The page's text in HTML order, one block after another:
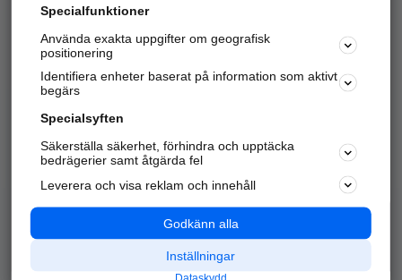
Kom igång och annonsera mot
samarbetspartners nära dig.
Alla kategorier
Populära sökningar
API & Kartor
Annonsera
Integritet
Nödnummer
Specialfunktioner
Använda exakta uppgifter om geografisk
positionering
Identifiera enheter baserat på information som aktivt
begärs
Specialsyften
Säkerställa säkerhet, förhindra och upptäcka
bedrägerier samt åtgärda fel
Leverera och visa reklam och innehåll
Godkänn alla
Inställningar
Dataskydd